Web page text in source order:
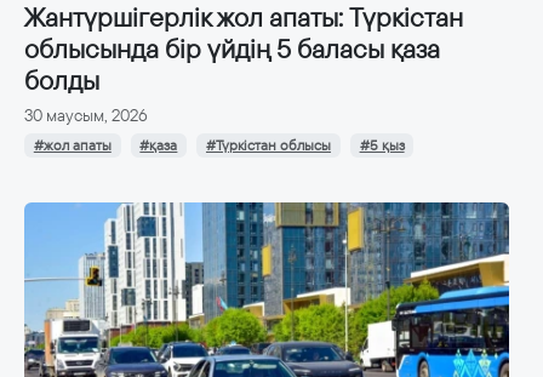
Жантүршігерлік жол апаты: Түркістан
облысында бір үйдің 5 баласы қаза
болды
30 маусым, 2026
#жол апаты #қаза #Түркістан облысы #5 қыз